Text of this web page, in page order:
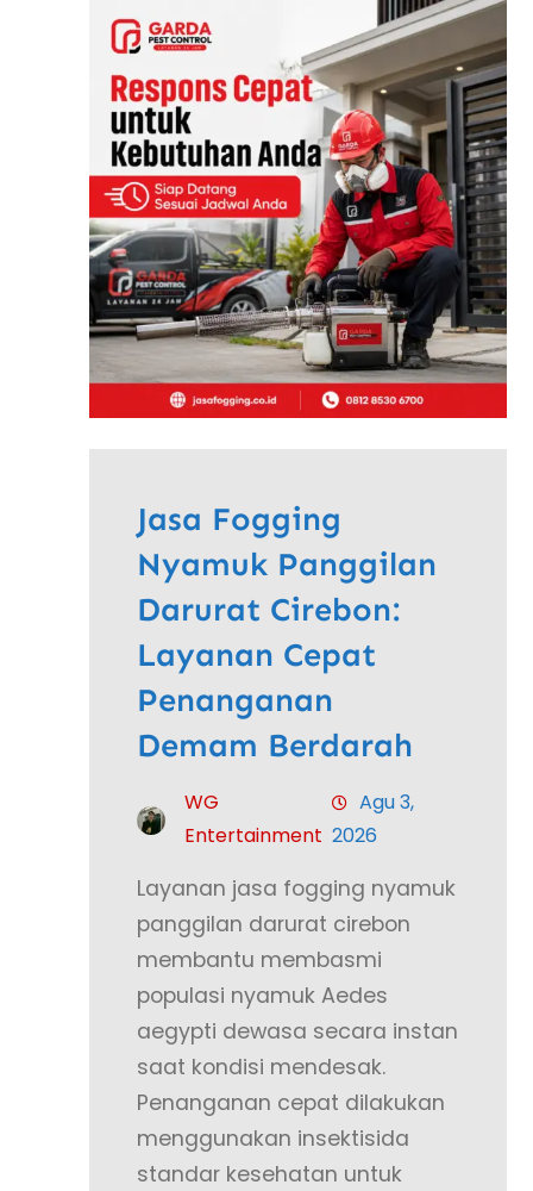
Jasa Fogging
Nyamuk Panggilan
Darurat Cirebon:
Layanan Cepat
Penanganan
Demam Berdarah
WG
Entertainment
Agu 3,
2026
Layanan jasa fogging nyamuk
panggilan darurat cirebon
membantu membasmi
populasi nyamuk Aedes
aegypti dewasa secara instan
saat kondisi mendesak.
Penanganan cepat dilakukan
menggunakan insektisida
standar kesehatan untuk